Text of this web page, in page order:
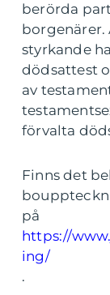
berörda
borgenärer.
styrkande
dödsattest
av
förvalta
Finns det
på
https://
ing/
.